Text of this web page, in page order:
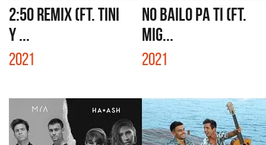
2:50 REMIX (FT. TINI
Y ...
2021
NO BAILO PA TI (FT.
MIG...
2021